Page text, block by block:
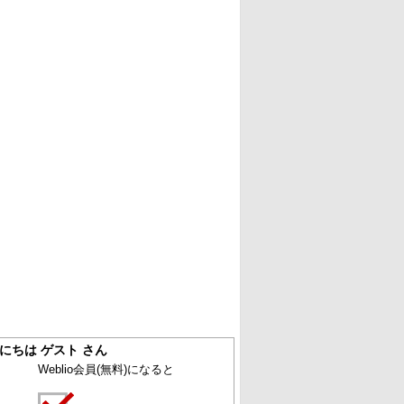
ちは ゲスト さん
Weblio会員(無料)になると